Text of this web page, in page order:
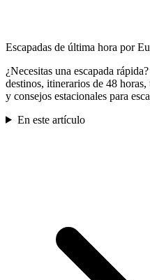
Escapadas de última hora por
¿Necesitas una escapada
destinos, itinerarios de 48
y consejos estacionales para
En este artículo